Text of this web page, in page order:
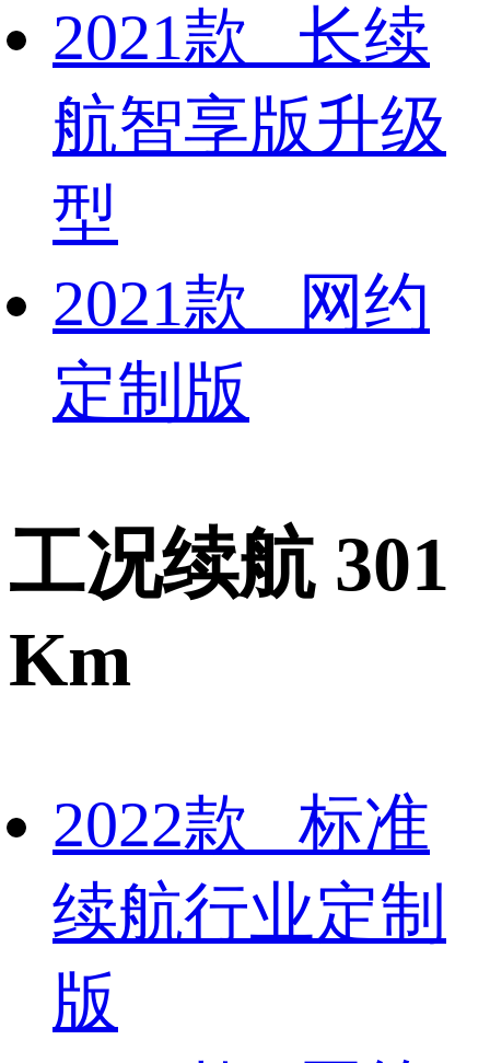
2021款 长续
航智享版升级
型
2021款 网约
定制版
工况续航 301
Km
2022款 标准
续航行业定制
版